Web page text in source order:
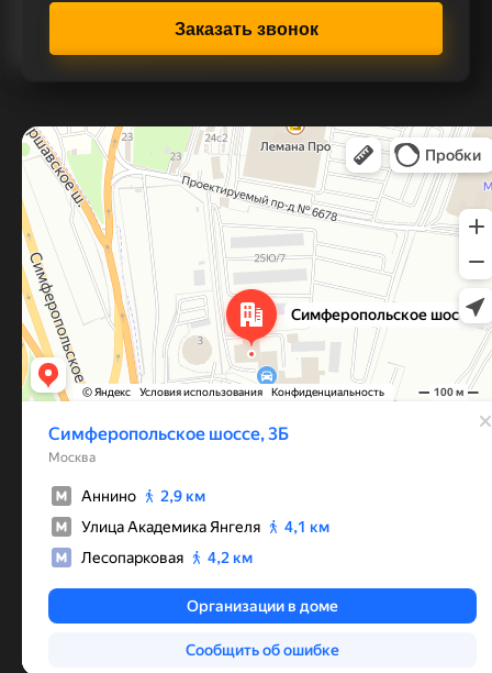
Заказать звонок